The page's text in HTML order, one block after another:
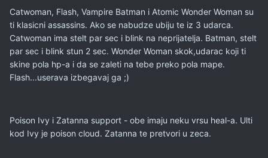
Catwoman, Flash, Vampire Batman i Atomic Wonder Woman su
ti klasicni assassins. Ako se nabudze ubiju te iz 3 udarca.
Catwoman ima stelt par sec i blink na neprijatelja. Batman, stelt
par sec i blink stun 2 sec. Wonder Woman skok,udarac koji ti
skine pola hp-a i da se zaleti na tebe preko pola mape.
Flash...userava izbegavaj ga ;)
Poison Ivy i Zatanna support - obe imaju neku vrsu heal-a. Ulti
kod Ivy je poison cloud. Zatanna te pretvori u zeca.